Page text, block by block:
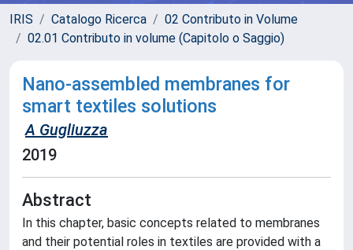
IRIS Catalogo Ricerca
02 Contributo in Volume
02.01 Contributo in volume (Capitolo o Saggio)
Nano-assembled membranes for
smart textiles solutions
A Gugliuzza
2019
Abstract
In this chapter, basic concepts related to membranes
and their potential roles in textiles are provided with a